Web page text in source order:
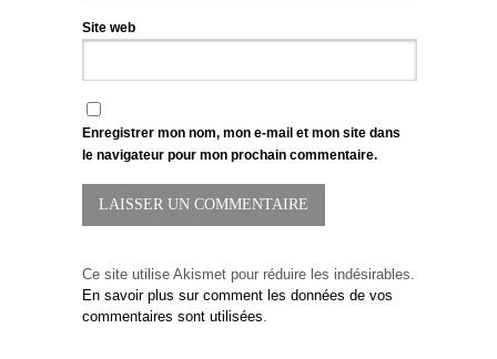
Site web
Enregistrer mon nom, mon e-mail et mon site dans
le navigateur pour mon prochain commentaire.
Ce site utilise Akismet pour réduire les indésirables.
En savoir plus sur comment les données de vos
commentaires sont utilisées.